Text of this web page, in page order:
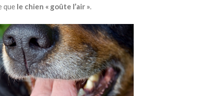
que le chien « goûte l’air ».